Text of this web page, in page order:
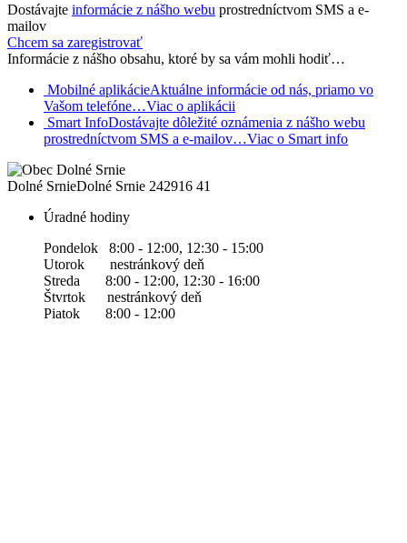
Dostávajte informácie z nášho webu prostredníctvom SMS a e-
mailov
Chcem sa zaregistrovať
Informácie z nášho obsahu, ktoré by sa vám mohli hodiť…
Mobilné aplikácieAktuálne informácie od nás, priamo vo
Vašom telefóne…Viac o aplikácii
Smart InfoDostávajte dôležité oznámenia z nášho webu
prostredníctvom SMS a e-mailov…Viac o Smart info
Dolné SrnieDolné Srnie 242916 41
Úradné hodiny
Pondelok 8:00 - 12:00, 12:30 - 15:00
Utorok nestránkový deň
Streda 8:00 - 12:00, 12:30 - 16:00
Štvrtok nestránkový deň
Piatok 8:00 - 12:00